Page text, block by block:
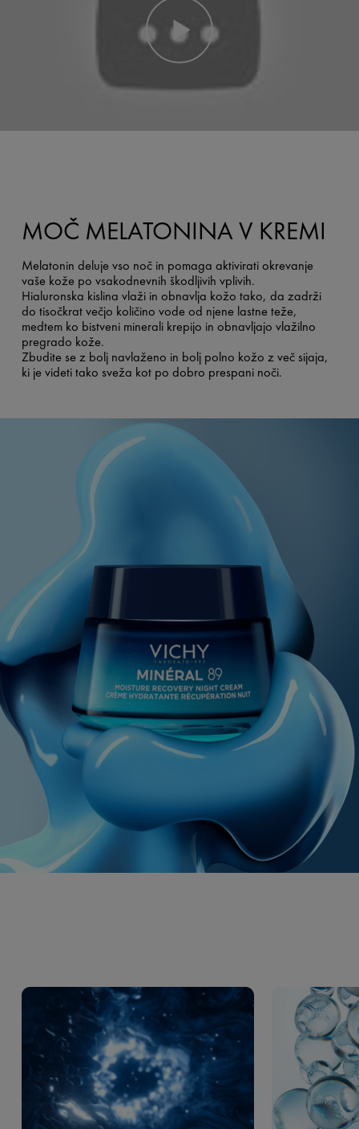
MOČ MELATONINA V KREMI
Melatonin deluje vso noč in pomaga aktivirati okrevanje
vaše kože po vsakodnevnih škodljivih vplivih.
Hialuronska kislina vlaži in obnavlja kožo tako, da zadrži
do tisočkrat večjo količino vode od njene lastne teže,
medtem ko bistveni minerali krepijo in obnavljajo vlažilno
pregrado kože.
Zbudite se z bolj navlaženo in bolj polno kožo z več sijaja,
ki je videti tako sveža kot po dobro prespani noči.